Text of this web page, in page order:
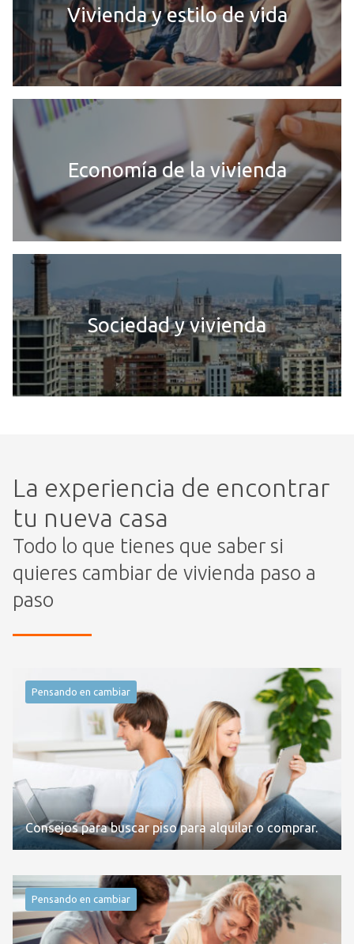
Vivienda y estilo de vida
Economía de la vivienda
Sociedad y vivienda
La experiencia de encontrar
tu nueva casa
Todo lo que tienes que saber si
quieres cambiar de vivienda paso a
paso
Pensando en cambiar
Consejos para buscar piso para alquilar o comprar.
Pensando en cambiar